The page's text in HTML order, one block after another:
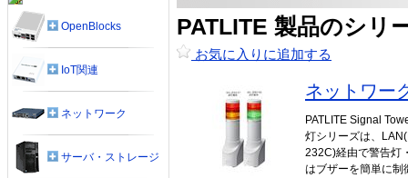
PATLITE 製品のシリ
お気に入りに追加する
ネットワー
PATLITE Signal
灯シリーズは、
232C)経由で警告灯
はブザーを簡単に制
OpenBlocks
IoT関連
ネットワーク
サーバ・ストレージ